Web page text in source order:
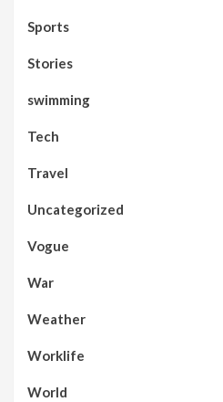
Sports
Stories
swimming
Tech
Travel
Uncategorized
Vogue
War
Weather
Worklife
World